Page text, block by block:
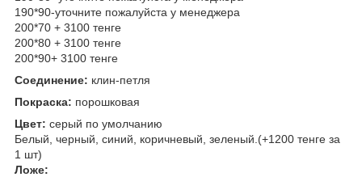
190*90-уточните пожалуйста у менеджера
200*70 + 3100 тенге
200*80 + 3100 тенге
200*90+ 3100 тенге
Соединение: клин-петля
Покраска: порошковая
Цвет: серый по умолчанию
Белый, черный, синий, коричневый, зеленый.(+1200 тенге за
1 шт)
Ложе: